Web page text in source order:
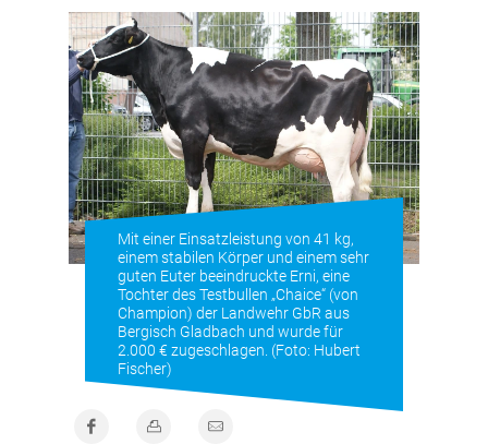
Mit einer Einsatzleistung von 41 kg,
einem stabilen Körper und einem sehr
guten Euter beeindruckte Erni, eine
Tochter des Testbullen „Chaice“ (von
Champion) der Landwehr GbR aus
Bergisch Gladbach und wurde für
2.000 € zugeschlagen. (Foto: Hubert
Fischer)